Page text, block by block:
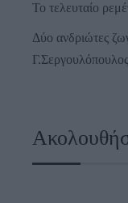
Το τελευταίο
Δύο ανδριώτες